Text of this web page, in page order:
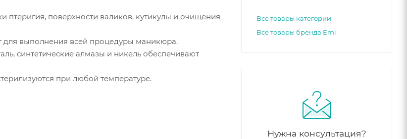
птеригия, поверхности валиков, кутикулы и очищения
для выполнения всей процедуры маникюра.
синтетические алмазы и никель обеспечивают
при любой температуре.
Все товары категории
Все товары бренда Emi
Нужна консультация?